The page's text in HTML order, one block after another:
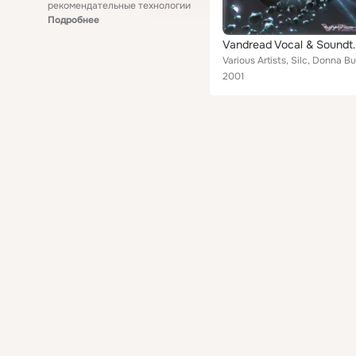
рекомендательные технологии
Подробнее
2001